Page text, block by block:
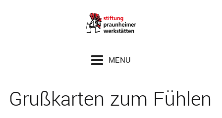
MENU
Grußkarten zum Fühlen